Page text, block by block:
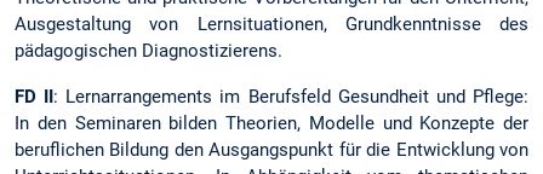
Ausgestaltung von Lernsituationen, Grundkenntnisse des
pädagogischen Diagnostizierens.
FD II: Lernarrangements im Berufsfeld Gesundheit und Pflege:
In den Seminaren bilden Theorien, Modelle und Konzepte der
beruflichen Bildung den Ausgangspunkt für die Entwicklung von